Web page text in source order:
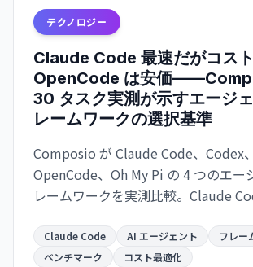
テクノロジー
Claude Code 最速だがコスト
OpenCode は安価
30 タスク実測が示すエージ
レームワークの選択基準
Composio が Claude Code、Codex、
OpenCode、Oh My Pi の 4 つのエー
レームワークを実測比較。Claude
は $0.073 で 2.7 倍安いが遅い。成功
度か価格か、用途で選別が必須。
Claude Code AI エージェント
フレー
ベンチマーク
コスト最適化